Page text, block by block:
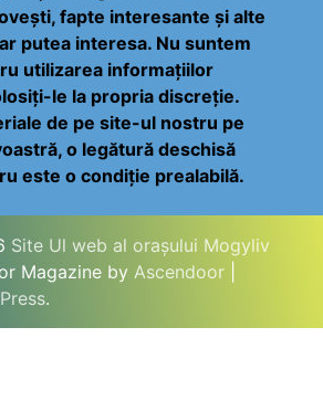
fapte interesante și alte
putea interesa. Nu suntem
utilizarea informațiilor
le la propria discreție.
de pe site-ul nostru pe
o legătură deschisă
este o condiție prealabilă.
Site Ul web al orașului Mogyliv
Magazine by Ascendoor
.